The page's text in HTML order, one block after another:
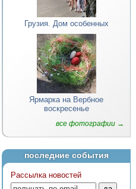
Грузия. Дом особенных
Ярмарка на Вербное
воскресенье
все фотографии →
последние события
Рассылка новостей